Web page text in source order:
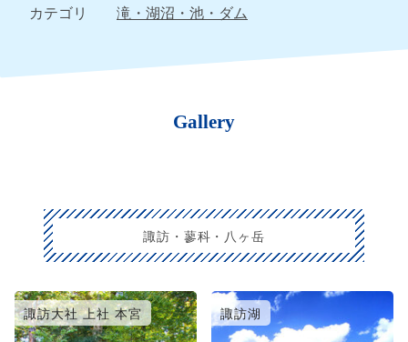
カテゴリ
滝・湖沼・池・ダム
Gallery
諏訪・蓼科・八ヶ岳
諏訪大社 上社 本宮 諏訪湖